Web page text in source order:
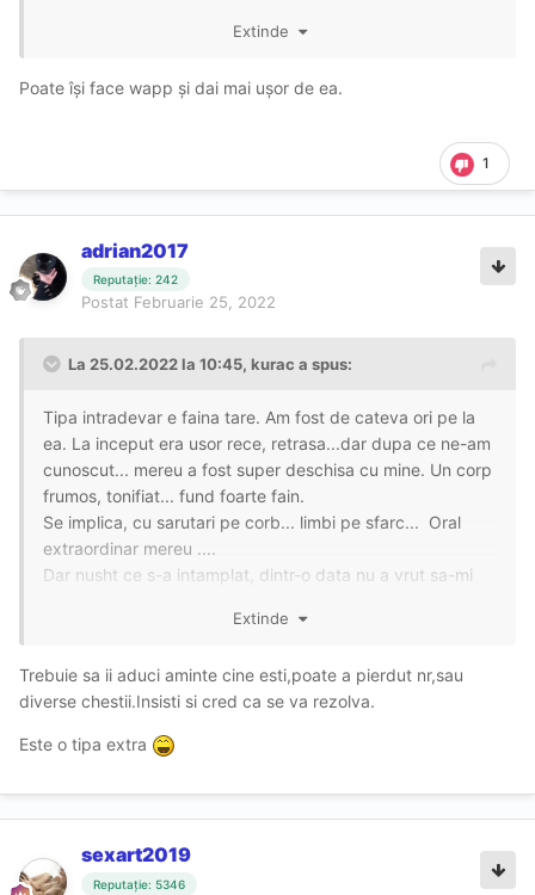
dat un mesaj sa o intreb daca e disponibila... chiar nu
Cu ocazia poate vede si ea, si se prinde despre cine e
Extinde
Poate își face wapp și dai mai ușor de ea.
1
adrian2017
Reputație: 242
Postat Februarie 25, 2022
La 25.02.2022 la 10:45, kurac a spus:
Tipa intradevar e faina tare. Am fost de cateva ori pe la
ea. La inceput era usor rece, retrasa...dar dupa ce ne-am
cunoscut... mereu a fost super deschisa cu mine. Un corp
frumos, tonifiat... fund foarte fain.
Se implica, cu sarutari pe corb... limbi pe sfarc... Oral
extraordinar mereu ....
Dar nusht ce s-a intamplat, dintr-o data nu a vrut sa-mi
dat un mesaj sa o intreb daca e disponibila... chiar nu
Cu ocazia poate vede si ea, si se prinde despre cine e
vb.
In rest... o recomand cu drag.
Extinde
Trebuie sa ii aduci aminte cine esti,poate a pierdut nr,sau
diverse chestii.Insisti si cred ca se va rezolva.
Este o tipa extra
sexart2019
Reputație: 5346